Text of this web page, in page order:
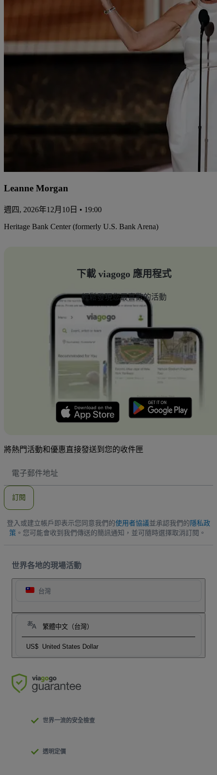
Leanne Morgan
週四, 2026年12月10日 • 19:00
Heritage Bank Center (formerly U.S. Bank Arena)
下載 viagogo 應用程式
輕鬆發現您最喜歡的活動
將熱門活動和優惠直接發送到您的收件匣
子
地
訂閱
登入或建立帳戶即表示您同意我們的使用者協議並承認我們的 隱私政
策 。您可能會收到我們傳送的簡訊通知，並可隨時選擇取消訂閱。
世界各地的現場活動
台灣
繁體中文（台灣）
US$ United States Dollar
世界一流的安全檢查
透明定價